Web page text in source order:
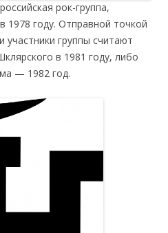
рок-группа,
1978 году. Отправной точкой
участники группы считают
в 1981 году, либо
— 1982 год.